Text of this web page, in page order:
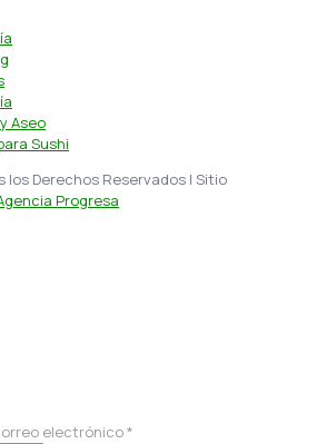
Aseo
Sushi
los Derechos Reservados | Sitio
Progresa
electrónico*